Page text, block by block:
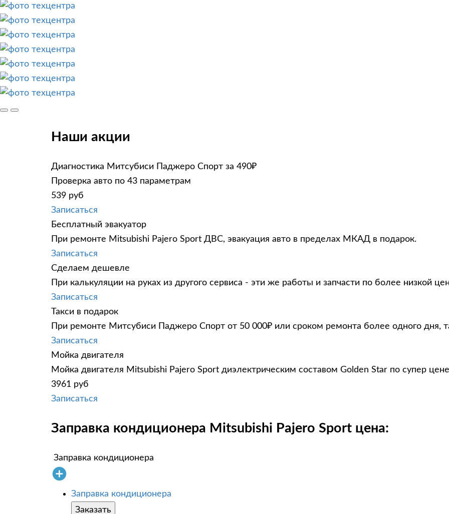
Наши акции
Диагностика Митсубиси Паджеро Спорт за 490₽
Проверка авто по 43 параметрам
539 руб
Записаться
Бесплатный эвакуатор
При ремонте Mitsubishi Pajero Sport ДВС, эвакуация авто в пределах МКАД в подарок.
Записаться
Сделаем дешевле
При калькуляции на руках из другого сервиса - эти же работы и запчасти по более низкой
Записаться
Такси в подарок
При ремонте Митсубиси Паджеро Спорт от 50 000₽ или сроком ремонта более одного дня,
Записаться
Мойка двигателя
Мойка двигателя Mitsubishi Pajero Sport диэлектрическим составом Golden Star по супер цене
3961 руб
Записаться
Заправка кондиционера Mitsubishi Pajero Sport цена:
Заправка кондиционера
Заправка кондиционера
Заказать